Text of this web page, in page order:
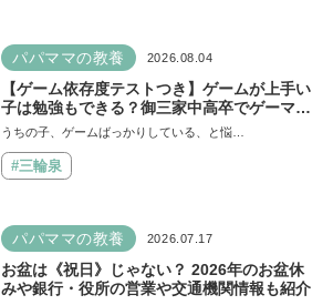
パパママの教養 2026.08.04
【ゲーム依存度テストつき】ゲームが上手い
子は勉強もできる？御三家中高卒でゲーマー
の医師・阿部智史さんが教えるゲームしなが
うちの子、ゲームばっかりしている、と悩…
#三輪泉
パパママの教養 2026.07.17
お盆は《祝日》じゃない？ 2026年のお盆休
みや銀行・役所の営業や交通機関情報も紹介